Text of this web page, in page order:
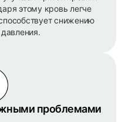
этому кровь легче
снижению
проблемами